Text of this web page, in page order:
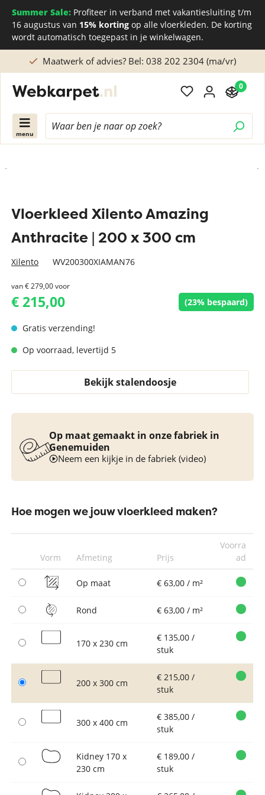
Summer Sale: Profiteer in verband met vakantiesluiting t/m
16 augustus van 15% korting op alle vloerkleden. De korting
wordt automatisch toegepast in je winkelwagen.
Maatwerk of advies? Bel: 038 202 2304 (ma/vr)
menu
0
Vloerkleed Xilento Amazing
Anthracite | 200 x 300 cm
Xilento WV200300XIAMAN76
van€ 279,00voor
(23% bespaard)
€ 215,00
Gratis verzending!
Op voorraad, levertijd 5
Bekijk stalendoosje
Op maat gemaakt in onze fabriek in
Genemuiden
Neem een kijkje in de fabriek (video)
Hoe mogen we jouw vloerkleed maken?
Vorm Afmeting Prijs
Voorra
ad
Op maat € 63,00 / m²
Rond € 63,00 / m²
170 x 230 cm
€ 135,00 /
stuk
200 x 300 cm
€ 215,00 /
stuk
300 x 400 cm
€ 385,00 /
stuk
Kidney 170 x
230 cm
€ 189,00 /
stuk